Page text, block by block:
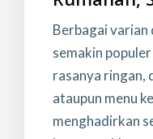
Berbagai varian
semakin
rasanya ringan,
ataupun menu
menghadirkan